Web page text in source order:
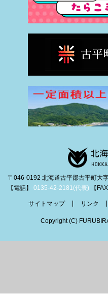
〒046-0192 北海道古平郡古平町大
【電話】 0135-42-2181(代表) 【
サイトマップ リンク
Copyright (C)